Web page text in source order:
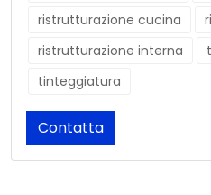
ristrutturazione cucina
ristrutturazione interna
tinteggiatura
Contatta